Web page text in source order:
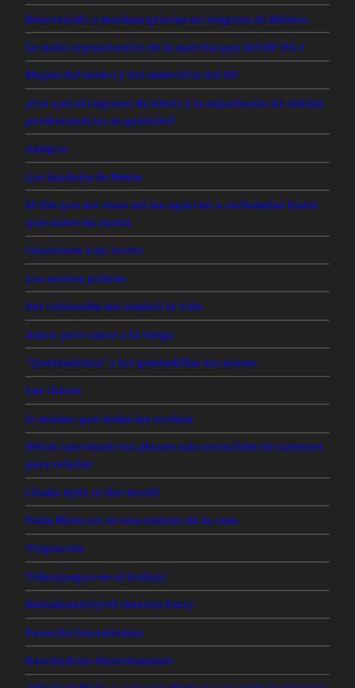
Bienvenido y muchas gracias en lenguas de México
La mala organización de la marcha gay del DF 2013
Mapas del metro y del metrobús del DF
¿Por qué el registro de título y la expedición de cédula
profesional no es gratuito?
Amigos
Los fandubs de Netza
El día que me vean así me agarran a cachetadas hasta
que entre en razón
Canciones a mi novio
Los novios pobres
Ser culisuelta me cambió la vida
Amor, pero amor a la verga
“Quetzaditzin” y las quesadillas sin queso
Las chicas
lo mismo que todas las noches
Telcel cancelará sus planes más accesibles de internet
para celular
Chaka style in the world
Peña Nieto no es una señora de la casa
Virgencita
Videojuegos en el trabajo
Netzahualcóyotl versión furry
Panocha lanzallamas
Rascándose discretamente